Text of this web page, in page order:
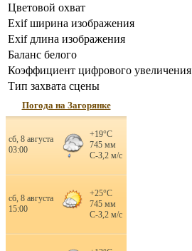
Цветовой охват
Exif ширина изображения
Exif длина изображения
Баланс белого
Коэффициент цифрового увеличения
Тип захвата сцены
Погода на Загорянке